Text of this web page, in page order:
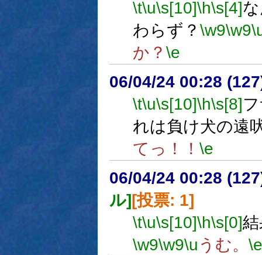
\t\u\s[10]\h\s[4]
わらず？ \w9\w9
か？ \e
06/04/24 00:28
\t\u\s[10]\h\s[8]
れは負け犬の遠
てっ！！ \e
06/04/24 00:28
ル][投票: 1]
\t\u\s[10]\h\s[0]
\w9\w9\u うむ。 \e